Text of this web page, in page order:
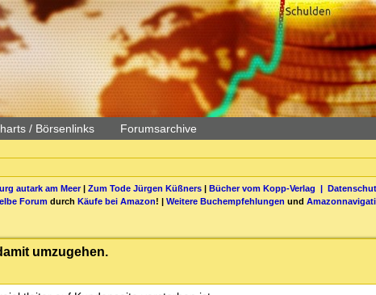
/ Börsenlinks Forumsarchive
autark am Meer| Zum Tode Jürgen Küßners| Bücher vom Kopp-Verlag |
Forum durch Käufe bei Amazon! | Weitere Buchempfehlungen und
umzugehen.